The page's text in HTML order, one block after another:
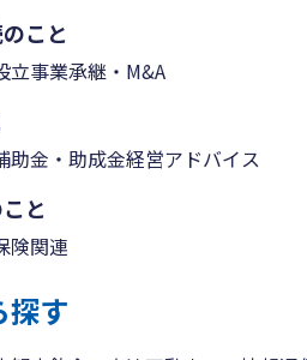
こと
立事業承継・M&A
助金・助成金経営アドバイス
と
険関連
探す